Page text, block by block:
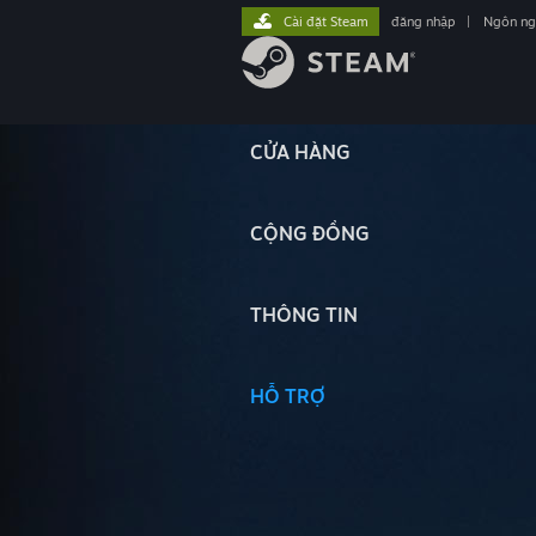
CỬA HÀNG
CỘNG ĐỒNG
THÔNG TIN
HỖ TRỢ
Cài đặt Steam đăng nhập Ngôn